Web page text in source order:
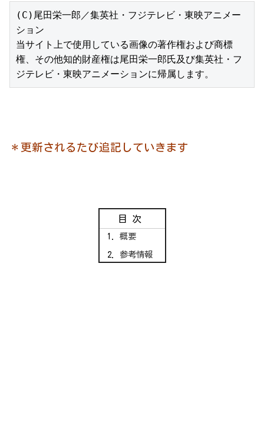
(C)尾田栄一郎／集英社・フジテレビ・東映アニメー
ション
当サイト上で使用している画像の著作権および商標
権、その他知的財産権は尾田栄一郎氏及び集英社・フ
ジテレビ・東映アニメーションに帰属します。
＊更新されるたび追記していきます
目次
概要
参考情報